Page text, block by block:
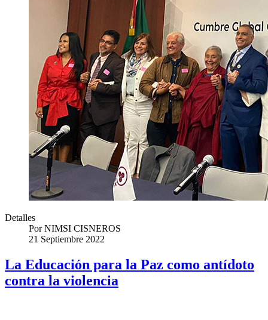
Detalles
PorNIMSI CISNEROS
21 Septiembre 2022
La Educación para la Paz como antídoto
contra la violencia